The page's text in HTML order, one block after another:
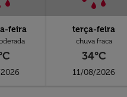
feira terça-feira
chuva fraca
34°C
11/08/2026